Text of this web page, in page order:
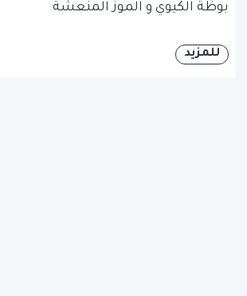
بوظة الكيوي و الموز المنعشة
للمزيد